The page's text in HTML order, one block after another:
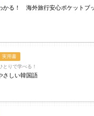
かる！ 海外旅行安心ポケットブ
実用書
とりで学べる！
さしい韓国語